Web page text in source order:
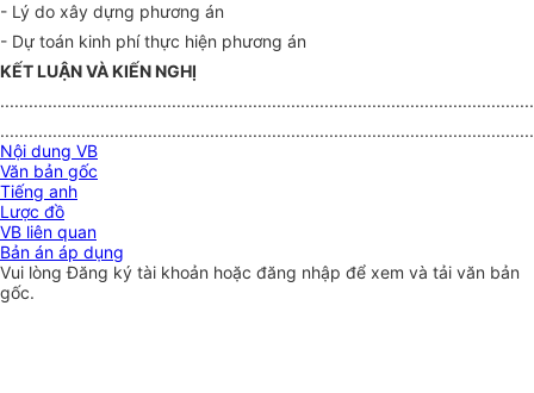
- Lý do xây dựng phương án
- Dự toán kinh phí thực hiện phương án
KẾT LUẬN VÀ KIẾN NGHỊ
Nội dung VB
Văn bản gốc
Tiếng anh
Lược đồ
VB liên quan
Bản án áp dụng
Vui lòngĐăng ký tài khoản hoặc đăng nhập để xem và tải văn bản
gốc.